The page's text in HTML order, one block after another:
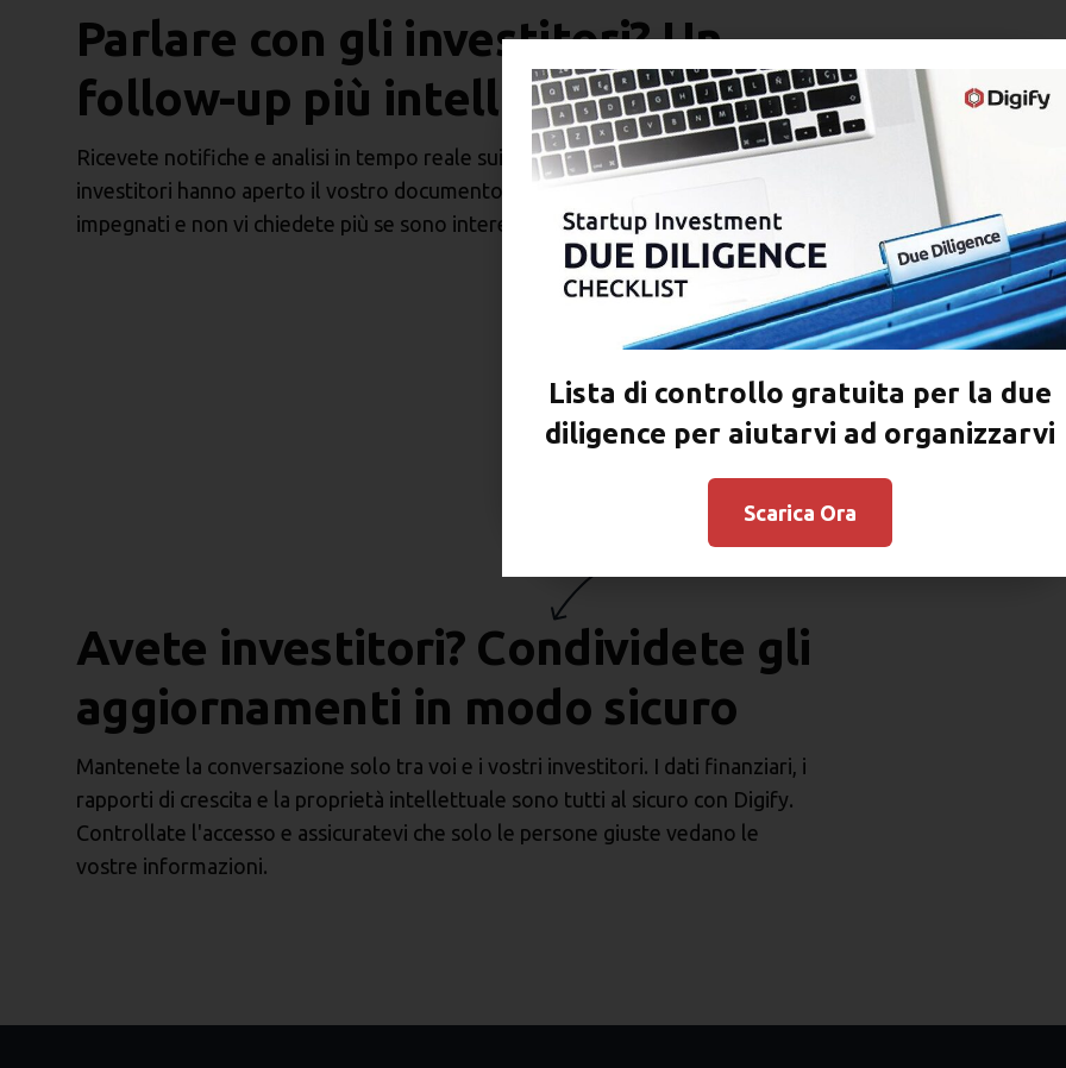
Parlare con gli investitori? Un
follow-up più intelligente
Ricevete notifiche e analisi in tempo reale sui vostri pitch deck. Scoprite se gli
investitori hanno aperto il vostro documento, per quanto tempo si sono
impegnati e non vi chiedete più se sono interessati.
Due
sicuro con
Digify sicuro e
sicurezza informazioni
Avete investitori? Condividete gli
aggiornamenti in modo sicuro
Mantenete la conversazione solo tra voi e i vostri investitori. I dati finanziari, i
rapporti di crescita e la proprietà intellettuale sono tutti al sicuro con Digify.
Controllate l'accesso e assicuratevi che solo le persone giuste vedano le
vostre informazioni.
Lista di controllo gratuita per la due
diligence per aiutarvi ad organizzarvi
Scarica Ora